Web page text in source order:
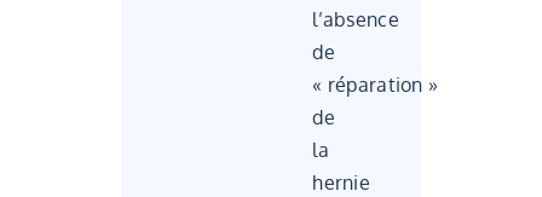
l’absence
de
« réparation »
de
la
hernie